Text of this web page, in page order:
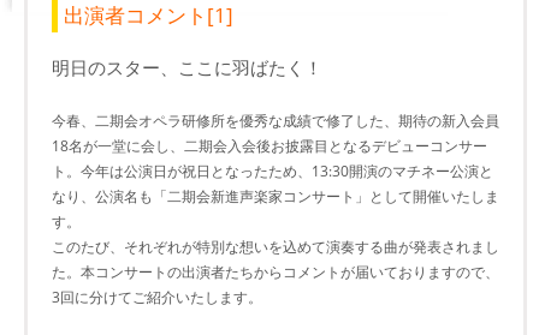
出演者コメント[1]
明日のスター、ここに羽ばたく！
今春、二期会オペラ研修所を優秀な成績で修了した、期待の新入会員
18名が一堂に会し、二期会入会後お披露目となるデビューコンサー
ト。今年は公演日が祝日となったため、13:30開演のマチネー公演と
なり、公演名も「二期会新進声楽家コンサート」として開催いたしま
す。
このたび、それぞれが特別な想いを込めて演奏する曲が発表されまし
た。本コンサートの出演者たちからコメントが届いておりますので、
3回に分けてご紹介いたします。